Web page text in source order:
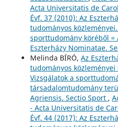
Acta Universitatis de
Évf. 37 (2010): Az
tudományos
sporttudomány köréből =
Eszterházy Nominatae.
Melinda BÍRÓ, Az
tudományos közleményei
Vizsgálatok a
társadalomtudomány
Agriensis. Sectio Sport ,
- Acta Universitatis de
Évf. 44 (2017): Az